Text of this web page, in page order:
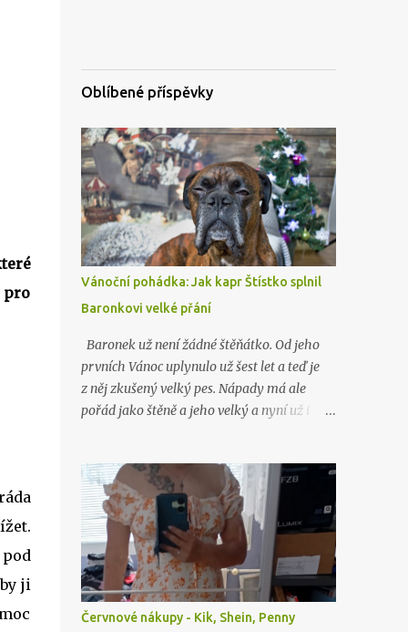
pro
ji
Oblíbené příspěvky
Vánoční pohádka: Jak kapr Štístko splnil
Baronkovi velké přání
Baronek už není žádné štěňátko. Od jeho
prvních Vánoc uplynulo už šest let a teď je
z něj zkušený velký pes. Nápady má ale
pořád jako štěně a jeho velký a nyní už i
Vánocích…
Červnové nákupy - Kik, Shein, Penny